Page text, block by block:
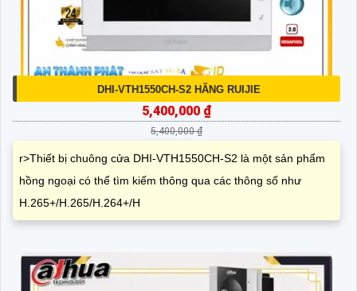
DHI-VTH1550CH-S2 HÃNG RUIJIE
5,400,000 ₫
5,400,000 ₫
r>Thiết bị chuông cửa DHI-VTH1550CH-S2 là một sản phẩm
hồng ngoại có thể tìm kiếm thông qua các thông số như
H.265+/H.265/H.264+/H